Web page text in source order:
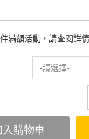
滿額活動，請查閱詳情
-請選擇-
入購物車